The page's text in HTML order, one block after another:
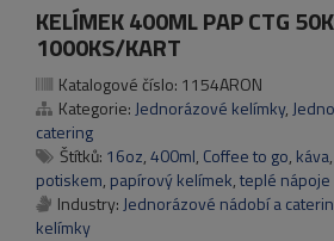
KELÍMEK 400ML PAP CTG
1000KS/KART
Katalogové číslo: 1154ARON
Kategorie: Jednorázové kelímky,
catering
Štítků: 16oz,400ml, Coffee to go, káva,
potiskem, papírový kelímek,teplé nápoje
Industry: Jednorázové nádobí a
kelímky